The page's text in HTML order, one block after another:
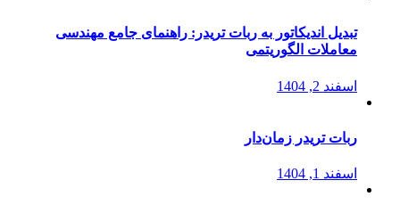
تبدیل اندیکاتور به ربات تریدر: راهنمای جامع مهندسی
معاملات الگوریتمی
اسفند 2, 1404
ربات تریدر زمان‌دار
اسفند 1, 1404